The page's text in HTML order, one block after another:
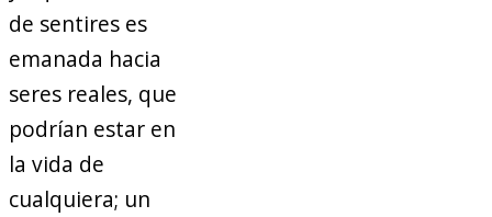
de sentires es
emanada hacia
seres reales, que
podrían estar en
la vida de
cualquiera; un